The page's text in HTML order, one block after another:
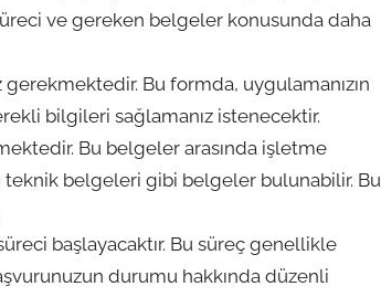
ve gereken belgeler konusunda daha
Bu formda, uygulamanızın
bilgileri sağlamanız istenecektir.
Bu belgeler arasında işletme
teknik belgeleri gibi belgeler bulunabilir. Bu
başlayacaktır. Bu süreç genellikle
durumu hakkında düzenli